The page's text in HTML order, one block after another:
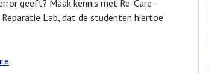
geeft? Maak kennis met Re-Care-
Lab, dat de studenten hiertoe